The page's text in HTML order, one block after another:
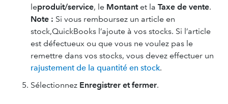
leproduit/service, le Montantet la Taxe de vente.
Note : Si vous remboursez un article en
stock,QuickBooks l’ajoute à vos stocks. Si l’article
est défectueux ou que vous ne voulez pas le
remettre dans vos stocks, vous devez effectuer un
rajustement de la quantité en stock.
Sélectionnez Enregistrer et fermer.